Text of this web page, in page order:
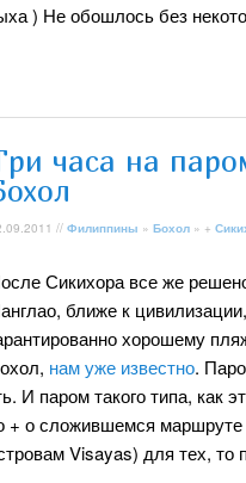
) Не обошлось без
часа на
// Филиппины » Бохол » +
Сикихора все же
ближе к
хорошему
нам уже известно.
И паром такого типа, как
о сложившемся маршруте
Visayas) для тех, то